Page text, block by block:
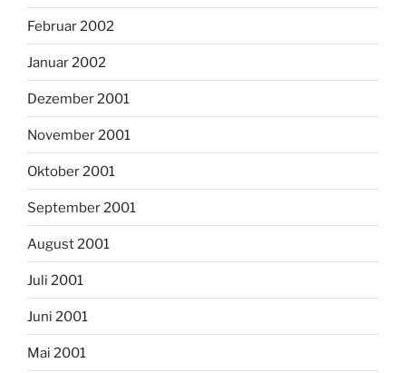
Februar 2002
Januar 2002
Dezember 2001
November 2001
Oktober 2001
September 2001
August 2001
Juli 2001
Juni 2001
Mai 2001